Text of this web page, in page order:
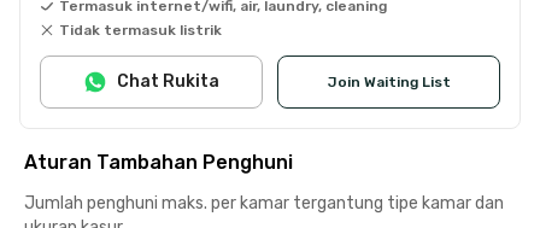
Termasuk internet/wifi, air, laundry, cleaning
Tidak termasuk listrik
Join Waiting List
Chat Rukita
Aturan Tambahan Penghuni
Jumlah penghuni maks. per kamar tergantung tipe kamar dan